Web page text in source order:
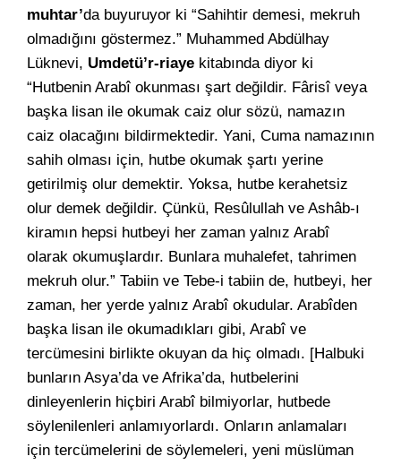
muhtar’da buyuruyor ki “Sahihtir demesi, mekruh
olmadığını göstermez.” Muhammed Abdülhay
Lüknevi, Umdetü’r-riaye kitabında diyor ki
“Hutbenin Arabî okunması şart değildir. Fârisî veya
başka lisan ile okumak caiz olur sözü, namazın
caiz olacağını bildirmektedir. Yani, Cuma namazının
sahih olması için, hutbe okumak şartı yerine
getirilmiş olur demektir. Yoksa, hutbe kerahetsiz
olur demek değildir. Çünkü, Resûlullah ve Ashâb-ı
kiramın hepsi hutbeyi her zaman yalnız Arabî
olarak okumuşlardır. Bunlara muhalefet, tahrimen
mekruh olur.” Tabiin ve Tebe-i tabiin de, hutbeyi, her
zaman, her yerde yalnız Arabî okudular. Arabîden
başka lisan ile okumadıkları gibi, Arabî ve
tercümesini birlikte okuyan da hiç olmadı. [Halbuki
bunların Asya’da ve Afrika’da, hutbelerini
dinleyenlerin hiçbiri Arabî bilmiyorlar, hutbede
söylenilenleri anlamıyorlardı. Onların anlamaları
için tercümelerini de söylemeleri, yeni müslüman